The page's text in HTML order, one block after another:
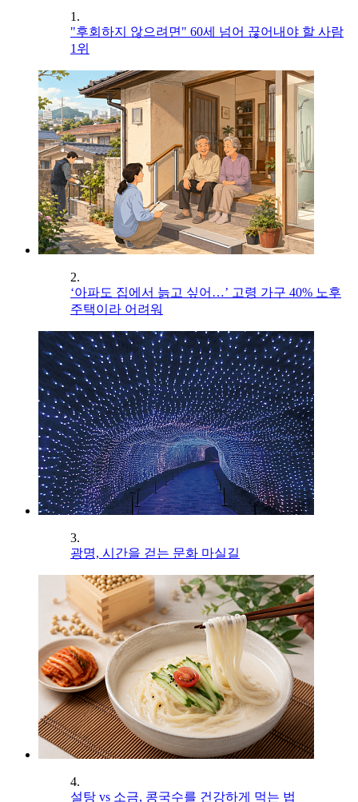
1.
"후회하지 않으려면" 60세 넘어 끊어내야 할 사람
1위
2.
‘아파도 집에서 늙고 싶어…’ 고령 가구 40% 노후
주택이라 어려워
3.
광명, 시간을 걷는 문화 마실길
4.
설탕 vs 소금, 콩국수를 건강하게 먹는 법